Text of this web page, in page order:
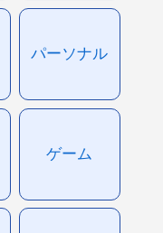
パーソナル
ゲーム